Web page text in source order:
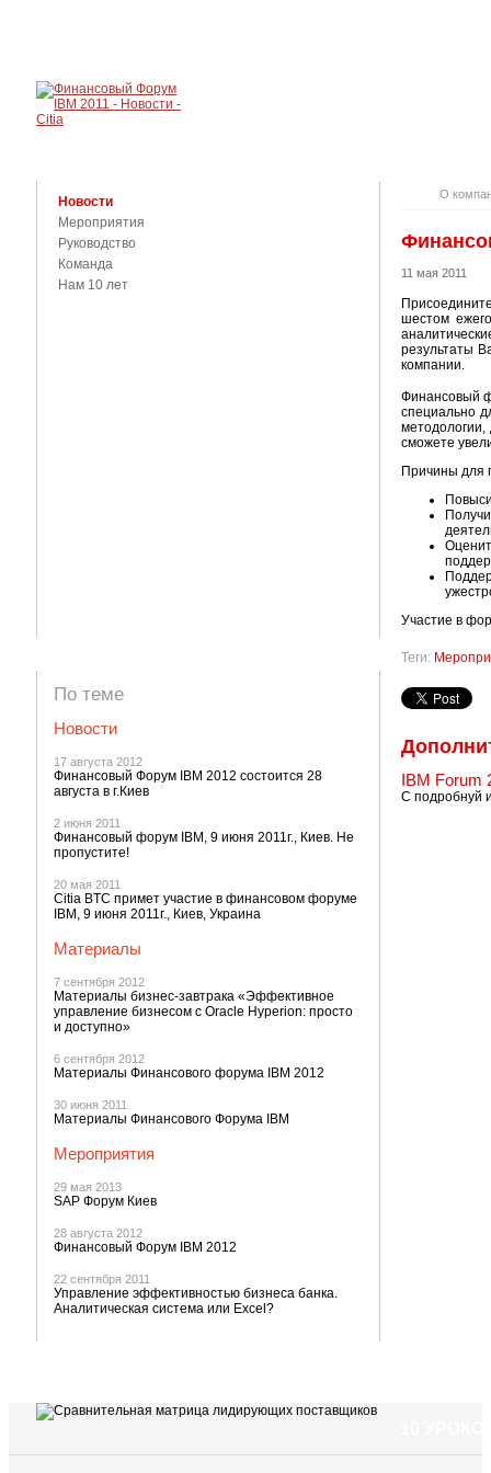
Новости
Мероприятия
Руководство
Команда
Нам 10 лет
По теме
Новости
17 августа 2012
Финансовый Форум IBM 2012 состоится 28
августа в г.Киев
2 июня 2011
Финансовый форум IBM, 9 июня 2011г., Киев. Не
пропустите!
20 мая 2011
Citia BTC примет участие в финансовом форуме
IBM, 9 июня 2011г., Киев, Украина
Материалы
7 сентября 2012
Материалы бизнес-завтрака «Эффективное
управление бизнесом с Oracle Hyperion: просто
и доступно»
6 сентября 2012
Материалы Финансового форума IBM 2012
30 июня 2011
Материалы Финансового Форума IBM
Мероприятия
29 мая 2013
SAP Форум Киев
28 августа 2012
Финансовый Форум IBM 2012
22 сентября 2011
Управление эффективностью бизнеса банка.
Аналитическая система или Excel?
О
11 мая 2011
шестом
результаты
компании.
Финансовый
специально
сможете
Причины для
Участие в
Теги:
IBM Forum
С подробнуй